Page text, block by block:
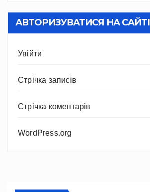
АВТОРИЗУВАТИСЯ НА САЙТІ
Увійти
Стрічка записів
Стрічка коментарів
WordPress.org